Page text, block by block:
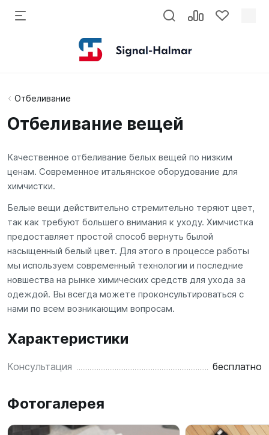
Отбеливание
Отбеливание вещей
Качественное отбеливание белых вещей по низким
ценам. Современное итальянское оборудование для
химчистки.
Белые вещи действительно стремительно теряют цвет,
так как требуют большего внимания к уходу. Химчистка
предоставляет простой способ вернуть былой
насыщенный белый цвет. Для этого в процессе работы
мы используем современный технологии и последние
новшества на рынке химических средств для ухода за
одеждой. Вы всегда можете проконсультироваться с
нами по всем возникающим вопросам.
Характеристики
Консультация бесплатно
Фотогалерея